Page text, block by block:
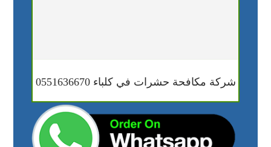
شركة مكافحة حشرات في كلباء 0551636670